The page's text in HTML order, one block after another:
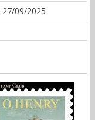
27/09/2025